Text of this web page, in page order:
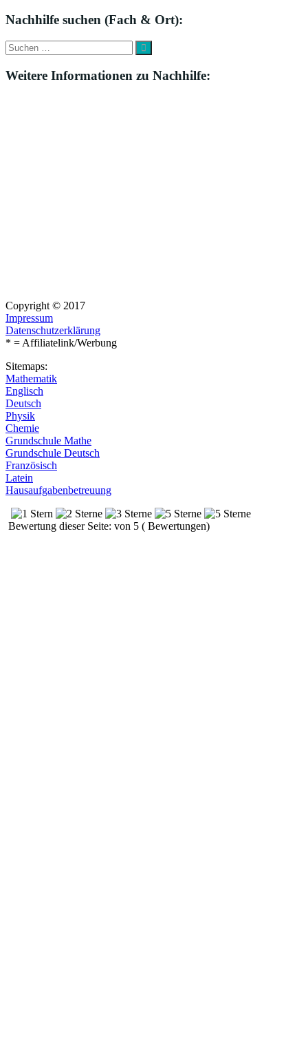
Nachhilfe suchen (Fach & Ort):
Suche
nach:
Suchen
Weitere Informationen zu Nachhilfe:
Copyright © 2017
Impressum
Datenschutzerklärung
* = Affiliatelink/Werbung
Sitemaps:
Mathematik
Englisch
Deutsch
Physik
Chemie
Grundschule Mathe
Grundschule Deutsch
Französisch
Latein
Hausaufgabenbetreuung
Bewertung dieser Seite: von 5 ( Bewertungen)